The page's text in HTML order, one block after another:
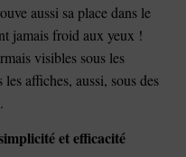
aussi sa place dans le
jamais froid aux yeux !
visibles sous les
affiches, aussi, sous des
et efficacité